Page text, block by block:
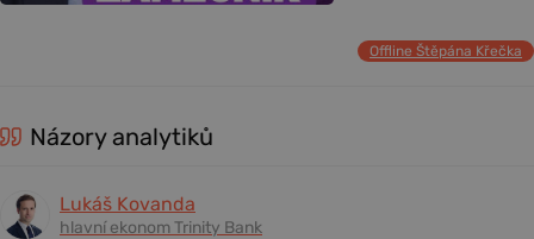
Offline Štěpána Křečka
Názory analytiků
Lukáš Kovanda
hlavní ekonom Trinity Bank